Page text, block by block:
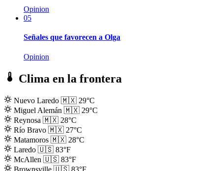
Opinion
05
Señales que favorecen a Olga
Opinion
Clima en la frontera
Nuevo Laredo 🇲🇽 29°C
Miguel Alemán 🇲🇽 29°C
Reynosa 🇲🇽 28°C
Río Bravo 🇲🇽 27°C
Matamoros 🇲🇽 28°C
Laredo 🇺🇸 83°F
McAllen 🇺🇸 83°F